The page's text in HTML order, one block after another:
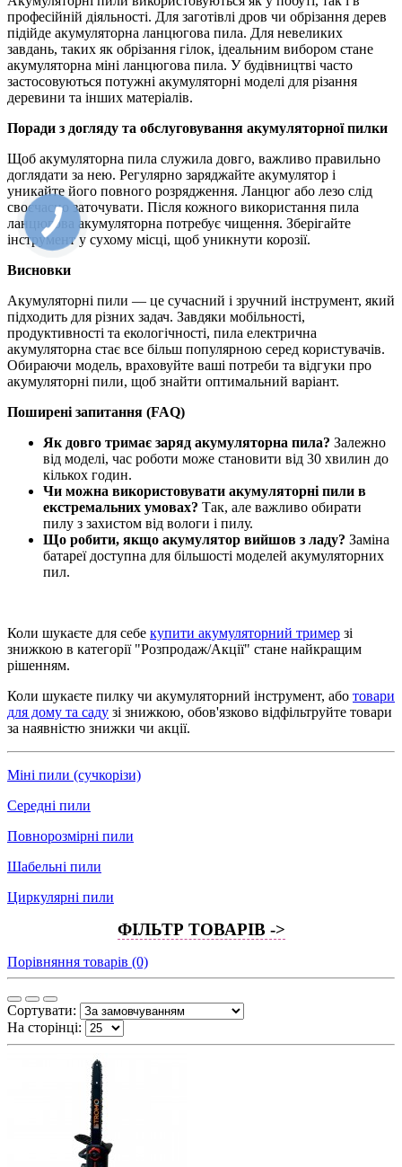
професійній діяльності. Для заготівлі дров чи обрізання дерев
підійде акумуляторна ланцюгова пила. Для невеликих
завдань, таких як обрізання гілок, ідеальним вибором стане
акумуляторна міні ланцюгова пила. У будівництві часто
застосовуються потужні акумуляторні моделі для різання
деревини та інших матеріалів.
Поради з догляду та обслуговування акумуляторної пилки
Щоб акумуляторна пила служила довго, важливо правильно
доглядати за нею. Регулярно заряджайте акумулятор і
уникайте його повного розрядження. Ланцюг або лезо слід
своєчасно заточувати. Після кожного використання пила
ланцюгова акумуляторна потребує чищення. Зберігайте
інструмент у сухому місці, щоб уникнути корозії.
Висновки
Акумуляторні пили — це сучасний і зручний інструмент, який
підходить для різних задач. Завдяки мобільності,
продуктивності та екологічності, пила електрична
акумуляторна стає все більш популярною серед користувачів.
Обираючи модель, враховуйте ваші потреби та відгуки про
акумуляторні пили, щоб знайти оптимальний варіант.
Поширені запитання (FAQ)
Як довго тримає заряд акумуляторна пила? Залежно
від моделі, час роботи може становити від 30 хвилин до
кількох годин.
Чи можна використовувати акумуляторні пили в
екстремальних умовах? Так, але важливо обирати
пилу з захистом від вологи і пилу.
Що робити, якщо акумулятор вийшов з ладу? Заміна
батареї доступна для більшості моделей акумуляторних
пил.
Коли шукаєте для себе купити акумуляторний тример зі
знижкою в категорії "Розпродаж/Акції" стане найкращим
рішенням.
Коли шукаєте пилку чи акумуляторний інструмент, або товари
для дому та саду зі знижкою, обов'язково відфільтруйте товари
за наявністю знижки чи акції.
Міні пили (сучкорізи)
Середні пили
Повнорозмірні пили
Шабельні пили
Циркулярні пили
ФІЛЬТР ТОВАРІВ ->
Порівняння товарів (0)
Сортувати:
На сторінці: